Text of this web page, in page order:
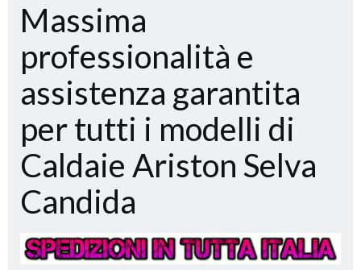
Massima
professionalità e
assistenza garantita
per tutti i modelli di
Caldaie Ariston Selva
Candida